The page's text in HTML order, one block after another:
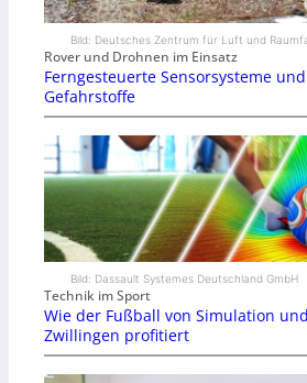
Bild: Deutsches Zentrum für Luft und
Rover und Drohnen im Einsatz
Ferngesteuerte Sensorsysteme
Gefahrstoffe
Bild: Dassault Systemes Deutschland GmbH
Technik im Sport
Wie der Fußball von Simulation
Zwillingen profitiert